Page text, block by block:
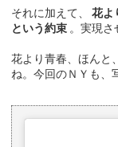
それに加えて、
花よ
という約束 。実現さ
花より青春、ほんと
ね。今回のＮＹも、